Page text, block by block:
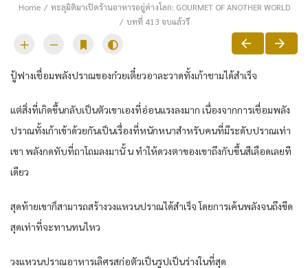
Home
ทะลุมิติมาเปิดร้านอาหารอยู่ต่างโลก: GOURMET OF ANOTHER WORLD
บทที่ 413 จบแล้วรึ
ปู้ฟางเชื่อม​พลัง​ปราณ​ของ​ก๋วยเตี๋ยว​อาละวาด​ทั้ง​เก้า​ชามได้​สำเร็จ​
แต่​สิ่งที่​เกิดขึ้น​กลับ​เป็นตัว​เขา​เอง​ที่​อ่อนแรง​ลงมา​ก เนื่องจาก​การ​เชื่อม​พลัง​
ปราณ​ทั้ง​เก้า​เข้าด้วยกัน​เป็นเรื่อง​ที่​หนักหนา​สำหรับ​คน​ที่​มีระดับ​ปราณ​เท่า​
เขา​ พลัง​กด​ทับที่​ถาโถมลงมา​นั้ น​ ทำให้​ดวงตา​ของ​เขา​ถึงกับ​ขึ้น​สีเลือด​เลย​ที
เดียว​
สุดท้าย​เขา​ก็​สามารถ​สร้าง​วงแหวน​ปราณ​ได้​สำเร็จ​ โดย​การ​เค้น​พลัง​จนถึง​ขีด
สุด​เท่า​ที่จะ​ทาน​ทน​ไหว​
วงแหวน​ปราณ​อาหาร​เลิศ​รส​ก่อตัว​เป็นรูปเป็นร่าง​ในที่สุด​